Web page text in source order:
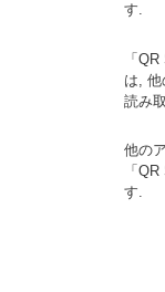
す.
「
は, 他
読み
他の
「
す.